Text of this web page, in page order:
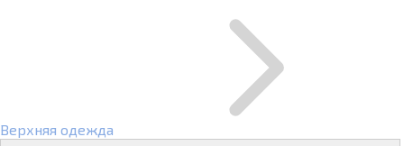
Верхняя одежда